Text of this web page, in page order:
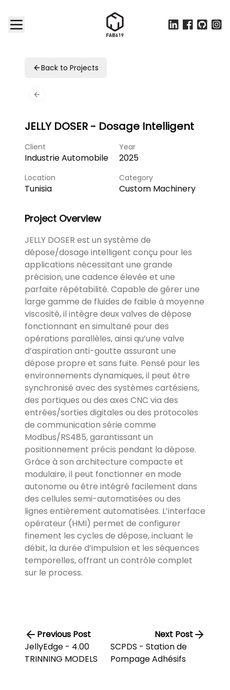
Back to Projects
Previous slide
JELLY DOSER - Dosage Intelligent
Client
Industrie Automobile
Year
2025
Location
Tunisia
Category
Custom Machinery
Project Overview
JELLY DOSER est un système de
dépose/dosage intelligent conçu pour les
applications nécessitant une grande
précision, une cadence élevée et une
parfaite répétabilité. Capable de gérer une
large gamme de fluides de faible à moyenne
viscosité, il intègre deux valves de dépose
fonctionnant en simultané pour des
opérations parallèles, ainsi qu’une valve
d’aspiration anti-goutte assurant une
dépose propre et sans fuite. Pensé pour les
environnements dynamiques, il peut être
synchronisé avec des systèmes cartésiens,
des portiques ou des axes CNC via des
entrées/sorties digitales ou des protocoles
de communication série comme
Modbus/RS485, garantissant un
positionnement précis pendant la dépose.
Grâce à son architecture compacte et
modulaire, il peut fonctionner en mode
autonome ou être intégré facilement dans
des cellules semi-automatisées ou des
lignes entièrement automatisées. L’interface
opérateur (HMI) permet de configurer
finement les cycles de dépose, incluant le
débit, la durée d’impulsion et les séquences
temporelles, offrant un contrôle complet
sur le process.
Previous Post
JellyEdge - 4.00
TRINNING MODELS
Next Post
SCPDS - Station de
Pompage Adhésifs